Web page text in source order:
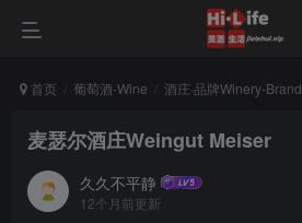
首页 葡萄酒-Wine 酒庄·品牌Winery-Brand
麦瑟尔酒庄Weingut Meiser
久久不平静
12个月前更新